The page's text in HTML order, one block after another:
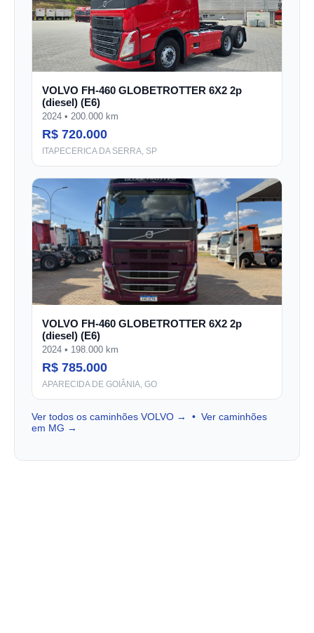
VOLVO FH-460 GLOBETROTTER 6X2 2p
(diesel) (E6)
2024 • 200.000 km
R$ 720.000
ITAPECERICA DA SERRA, SP
VOLVO FH-460 GLOBETROTTER 6X2 2p
(diesel) (E6)
2024 • 198.000 km
R$ 785.000
APARECIDA DE GOIÂNIA, GO
Ver todos os caminhões VOLVO → • Ver caminhões
em MG →